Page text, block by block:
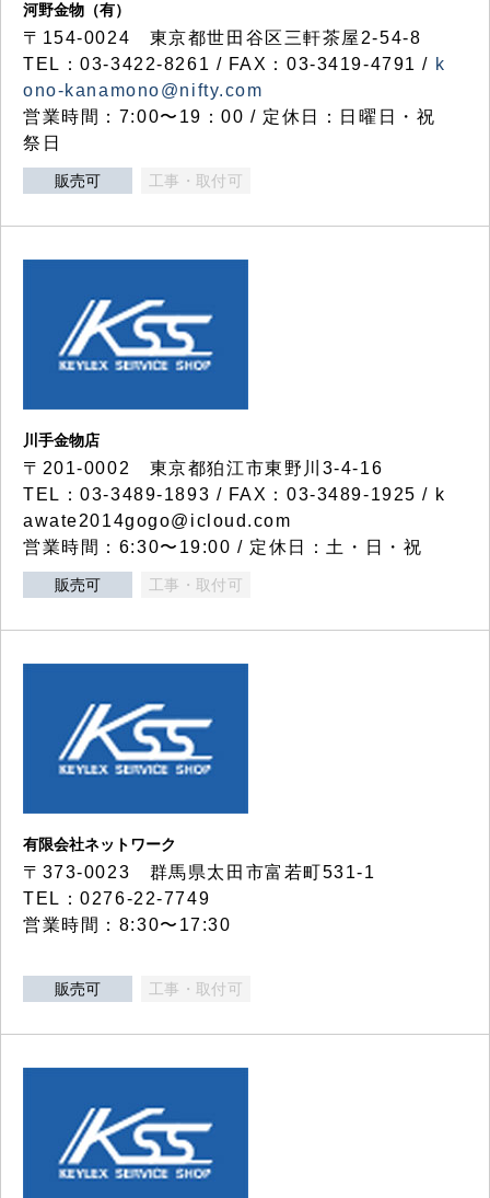
河野金物（有）
〒154-0024 東京都世田谷区三軒茶屋2-54-8
TEL：03-3422-8261 / FAX：03-3419-4791 / k
ono-kanamono@nifty.com
営業時間：7:00〜19：00 / 定休日：日曜日・祝
祭日
販売可 工事・取付可
川手金物店
〒201-0002 東京都狛江市東野川3-4-16
TEL：03-3489-1893 / FAX：03-3489-1925 / k
awate2014gogo@icloud.com
営業時間：6:30〜19:00 / 定休日：土・日・祝
販売可 工事・取付可
有限会社ネットワーク
〒373-0023 群馬県太田市富若町531-1
TEL：0276-22-7749
営業時間：8:30〜17:30
販売可 工事・取付可